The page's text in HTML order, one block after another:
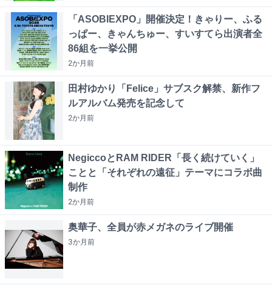
「ASOBIEXPO」開催決定！きゃりー、ふる
っぱー、きゃんちゅー、すいすてら出演者全
86組を一挙公開
2か月前
田村ゆかり「Felice」サブスク解禁、新作フ
ルアルバム発売を記念して
2か月前
NegiccoとRAM RIDER「長く続けていく」
ことと「それぞれの遠征」テーマにコラボ曲
制作
2か月前
奥華子、全員が赤メガネのライブ開催
3か月前